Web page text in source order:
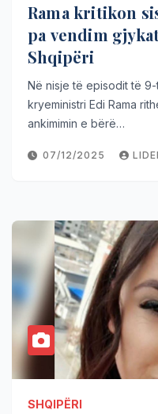
Rama kritikon
pa vendim
Shqipëri
Në nisje të episodit të 9-
kryeministri Edi Rama
ankimimin e bërë…
07/12/2025
SHQIPËRI